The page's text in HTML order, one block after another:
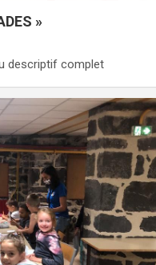
»
descriptif complet